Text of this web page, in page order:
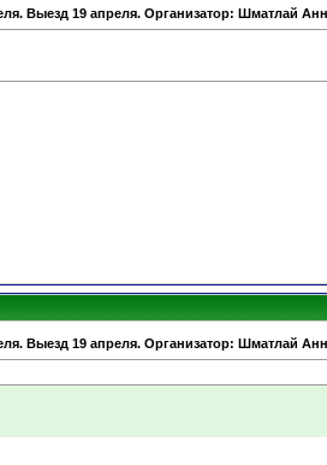
Выезд 19 апреля. Организатор: Шматлай
Выезд 19 апреля. Организатор: Шматлай